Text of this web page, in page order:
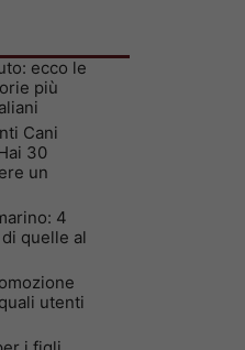
ecco le
più
Cani
30
un
4
quelle al
utenti